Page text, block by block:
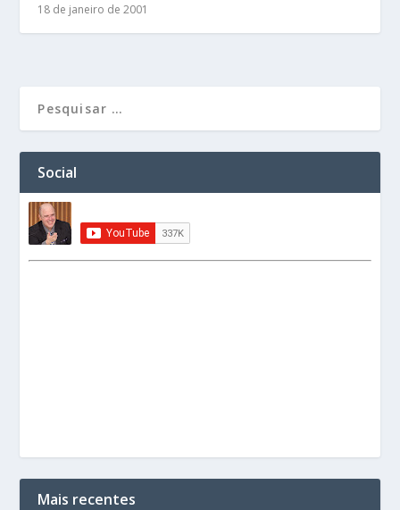
18 de janeiro de 2001
Social
Mais recentes